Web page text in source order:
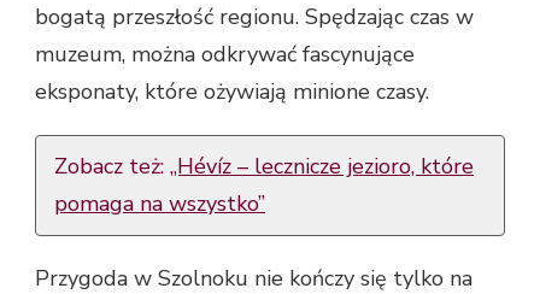
bogatą przeszłość regionu. Spędzając czas w
muzeum, można odkrywać fascynujące
eksponaty, które ożywiają minione czasy.
Zobacz też: „Hévíz – lecznicze jezioro, które
pomaga na wszystko”
Przygoda w Szolnoku nie kończy się tylko na